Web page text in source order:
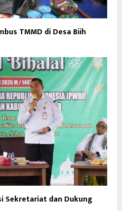
TMMD di Desa Biih
Sekretariat dan Dukung